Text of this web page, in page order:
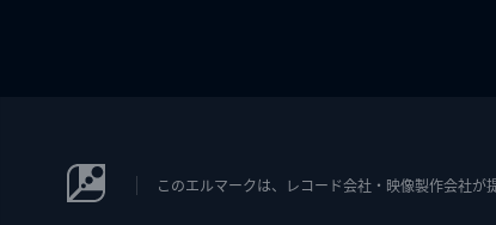
このエルマークは、レコード会社・映像製作会社